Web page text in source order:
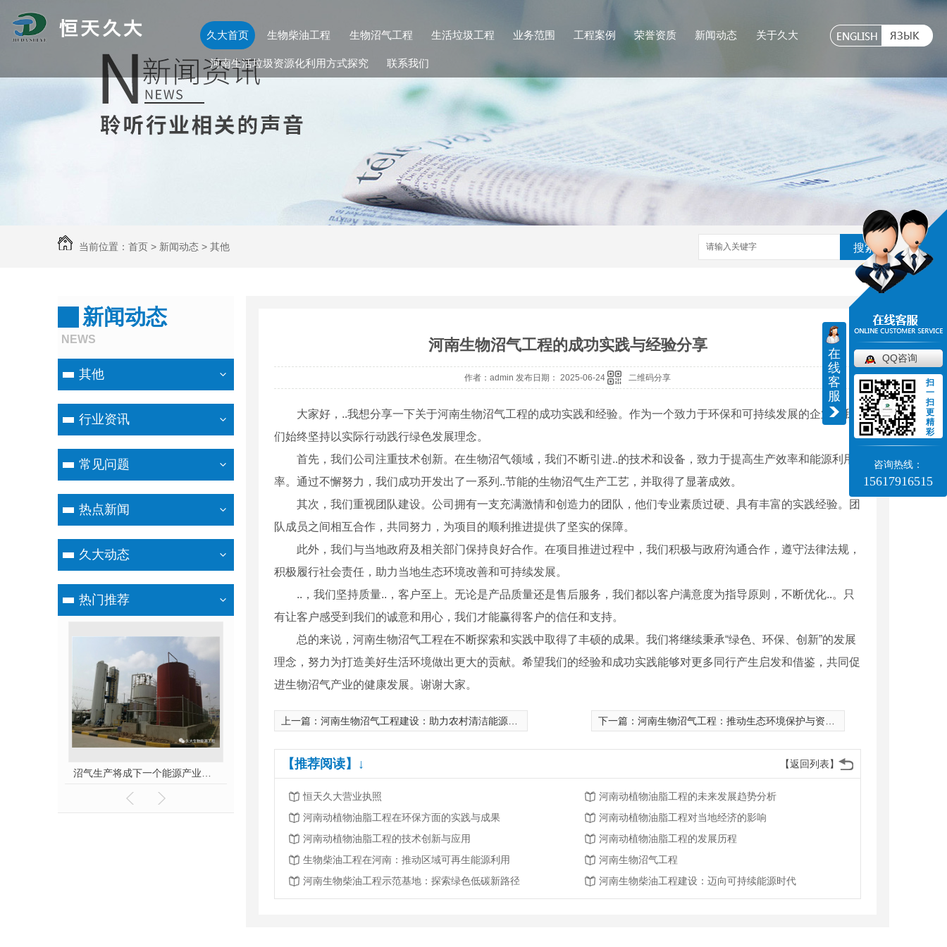
久大首页 生物柴油工程 生物沼气工程 生活垃圾工程 业务范围 工程案例 荣誉资质 新闻动态 关于久大
河南生活垃圾资源化利用方式探究 联系我们
当前位置： 首页 > 新闻动态 > 其他 搜索
新闻动态
NEWS
其他
行业资讯
常见问题
热点新闻
久大动态
热门推荐
河南生物沼气工程的成功实践与经验分享
作者：admin 发布日期： 2025-06-24 二维码分享
大家好，..我想分享一下关于河南生物沼气工程的成功实践和经验。作为一个致力于环保和可持续发展的企业，我
们始终坚持以实际行动践行绿色发展理念。
首先，我们公司注重技术创新。在生物沼气领域，我们不断引进..的技术和设备，致力于提高生产效率和能源利用
率。通过不懈努力，我们成功开发出了一系列..节能的生物沼气生产工艺，并取得了显著成效。
其次，我们重视团队建设。公司拥有一支充满激情和创造力的团队，他们专业素质过硬、具有丰富的实践经验。团
队成员之间相互合作，共同努力，为项目的顺利推进提供了坚实的保障。
此外，我们与当地政府及相关部门保持良好合作。在项目推进过程中，我们积极与政府沟通合作，遵守法律法规，
积极履行社会责任，助力当地生态环境改善和可持续发展。
..，我们坚持质量..，客户至上。无论是产品质量还是售后服务，我们都以客户满意度为指导原则，不断优化..。只
有让客户感受到我们的诚意和用心，我们才能赢得客户的信任和支持。
总的来说，河南生物沼气工程在不断探索和实践中取得了丰硕的成果。我们将继续秉承“绿色、环保、创新”的发展
理念，努力为打造美好生活环境做出更大的贡献。希望我们的经验和成功实践能够对更多同行产生启发和借鉴，共同促
进生物沼气产业的健康发展。谢谢大家。
上一篇： 河南生物沼气工程建设：助力农村清洁能源革命 下一篇： 河南生物沼气工程：推动生态环境保护与资源利用
【返回列表】
【推荐阅读】↓
恒天久大营业执照
河南动植物油脂工程的未来发展趋势分析
河南动植物油脂工程在环保方面的实践与成果
河南动植物油脂工程对当地经济的影响
河南动植物油脂工程的技术创新与应用
河南动植物油脂工程的发展历程
生物柴油工程在河南：推动区域可再生能源利用
河南生物沼气工程
河南生物柴油工程示范基地：探索绿色低碳新路径
河南生物柴油工程建设：迈向可持续能源时代
在
线
客
服
QQ咨询
扫
一
扫
更
精
彩
咨询热线：
15617916515